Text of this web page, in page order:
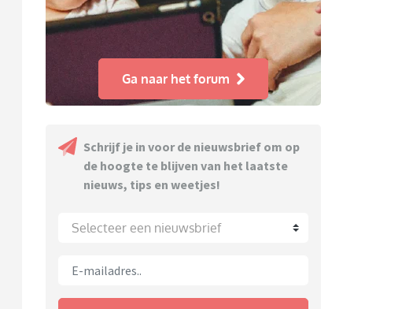
Ga naar het forum
Schrijf je in voor de nieuwsbrief om op
de hoogte te blijven van het laatste
nieuws, tips en weetjes!
Selecteer een nieuwsbrief